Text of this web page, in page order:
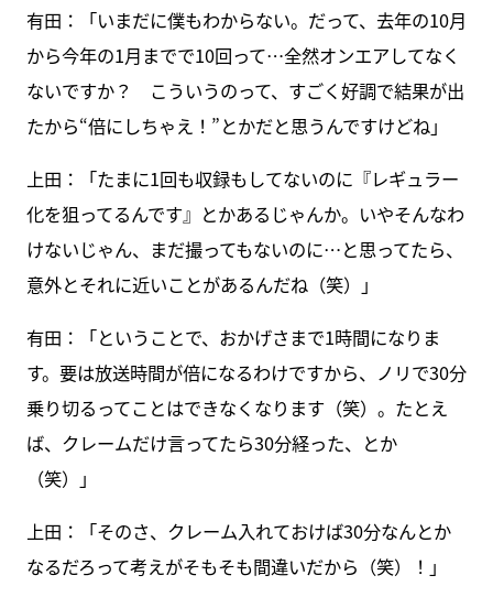
有田：「いまだに僕もわからない。だって、去年の10月
から今年の1月までで10回って…全然オンエアしてなく
ないですか？ こういうのって、すごく好調で結果が出
たから“倍にしちゃえ！”とかだと思うんですけどね」
上田：「たまに1回も収録もしてないのに『レギュラー
化を狙ってるんです』とかあるじゃんか。いやそんなわ
けないじゃん、まだ撮ってもないのに…と思ってたら、
意外とそれに近いことがあるんだね（笑）」
有田：「ということで、おかげさまで1時間になりま
す。要は放送時間が倍になるわけですから、ノリで30分
乗り切るってことはできなくなります（笑）。たとえ
ば、クレームだけ言ってたら30分経った、とか
（笑）」
上田：「そのさ、クレーム入れておけば30分なんとか
なるだろって考えがそもそも間違いだから（笑）！」